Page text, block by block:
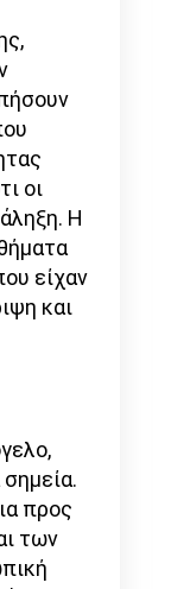
οι
Η
είχαν
και
προς
των